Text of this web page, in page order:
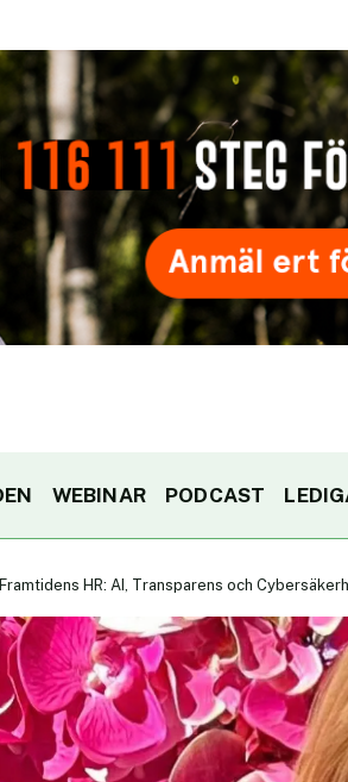
WEBINAR PODCAST
Framtidens HR: AI, Transparens och